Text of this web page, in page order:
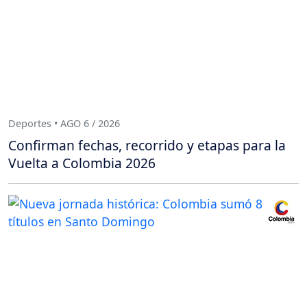
Deportes • AGO 6 / 2026
Confirman fechas, recorrido y etapas para la
Vuelta a Colombia 2026